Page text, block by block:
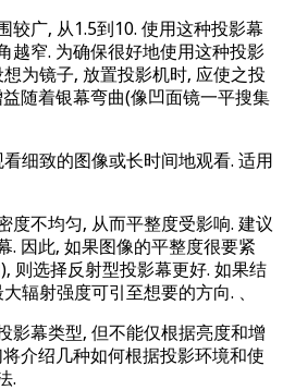
较广, 从1.5到10. 使用这种投影幕
越窄. 为确保很好地使用这种投影
为镜子, 放置投影机时, 应使之投
随着银幕弯曲(像凹面镜一平搜集
细致的图像或长时间地观看. 适用
度不均匀, 从而平整度受影响. 建议
. 因此, 如果图像的平整度很要紧
则选择反射型投影幕更好. 如果结
辐射强度可引至想要的方向. 、
影幕类型, 但不能仅根据亮度和增
介绍几种如何根据投影环境和使
.